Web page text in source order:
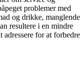
problemer med
og drikke, manglende
resultere i en mindre
for at forbedre